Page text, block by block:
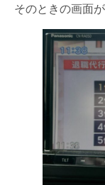
そのときの画面が